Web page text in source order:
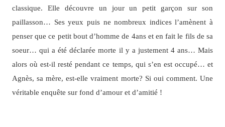
classique. Elle découvre un jour un petit garçon sur son
paillasson… Ses yeux puis ne nombreux indices l’amènent à
penser que ce petit bout d’homme de 4ans et en fait le fils de sa
soeur… qui a été déclarée morte il y a justement 4 ans… Mais
alors où est-il resté pendant ce temps, qui s’en est occupé… et
Agnès, sa mère, est-elle vraiment morte? Si oui comment. Une
véritable enquête sur fond d’amour et d’amitié !